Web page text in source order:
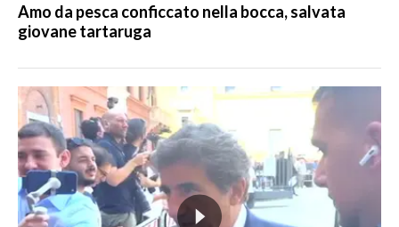
Amo da pesca conficcato nella bocca, salvata
giovane tartaruga